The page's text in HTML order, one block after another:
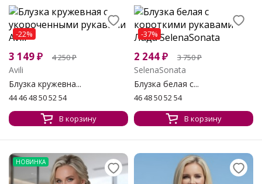
-22%
3 149₽ 4 250₽
Avili
Блузка кружевна...
44 46 48 50 52 54
В корзину
-37%
2 244₽ 3 750₽
SelenaSonata
Блузка белая с...
46 48 50 52 54
В корзину
НОВИНКА